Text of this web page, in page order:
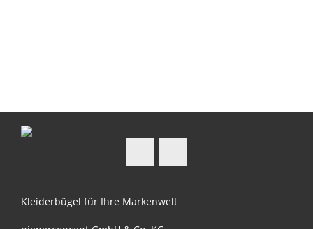
Kleiderbügel für Ihre Markenwelt